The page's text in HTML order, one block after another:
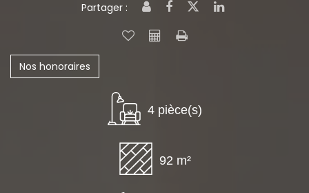
Partager :
Nos honoraires
4 pièce(s)
92 m²